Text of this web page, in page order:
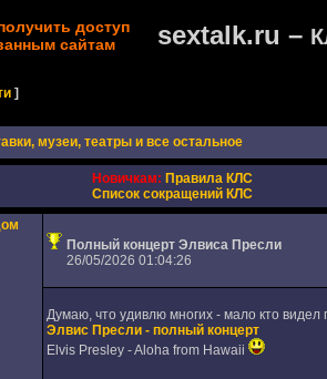
доступ
сайтам
sextalk.ru –
]
музеи, театры и все остальное
Новичкам: Правила КЛС
Список сокращений КЛС
Полный концерт Элвиса Пресли
26/05/2026 01:04:26
Думаю, что удивлю многих - мало кто
Элвис Пресли - полный концерт
Elvis Presley - Aloha from Hawaii